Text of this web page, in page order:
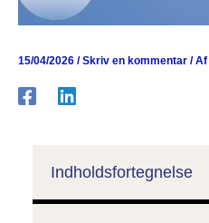
15/04/2026 /Skriv en kommentar / Af
Indholdsfortegnelse